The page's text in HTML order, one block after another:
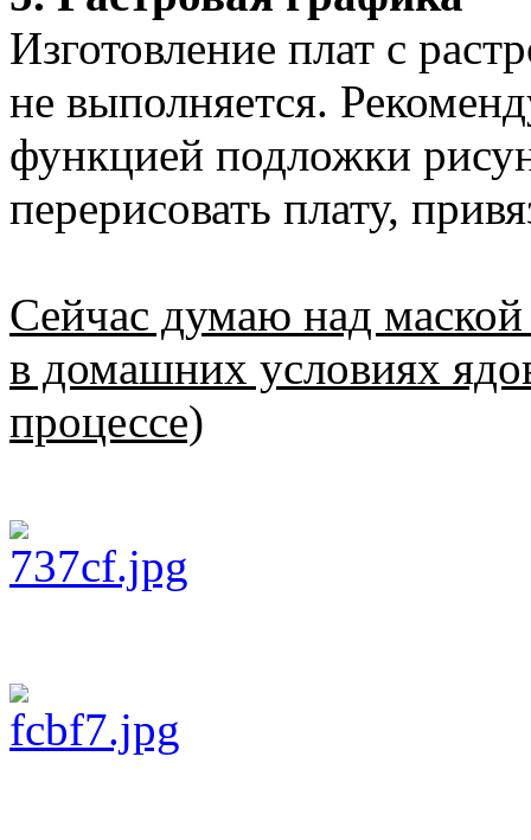
Изготовление плат с
не выполняется.
функцией подложки
перерисовать плату,
Сейчас думаю над маской
в домашних условиях
процессе)